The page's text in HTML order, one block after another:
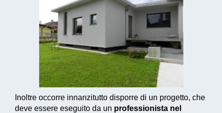
Inoltre occorre innanzitutto disporre di un progetto, che
deve essere eseguito da un professionista nel